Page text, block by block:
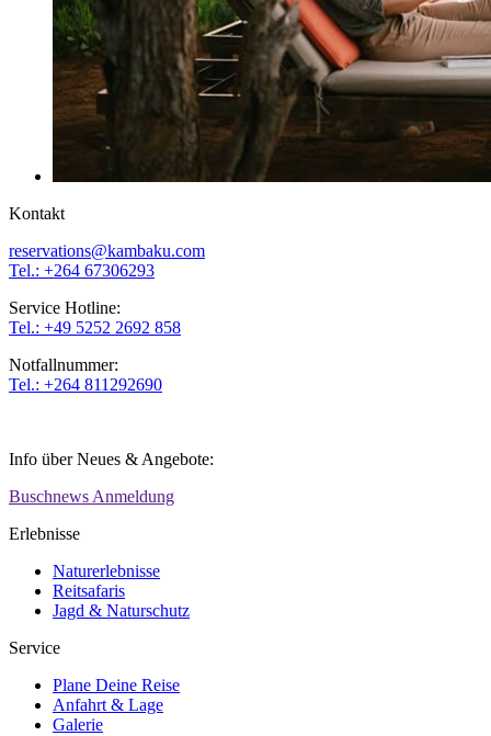
Kontakt
reservations@kambaku.com
Tel.: +264 67306293
Service Hotline:
Tel.: +49 5252 2692 858
Notfallnummer:
Tel.: +264 811292690
Info über Neues & Angebote:
Buschnews Anmeldung
Erlebnisse
Naturerlebnisse
Reitsafaris
Jagd & Naturschutz
Service
Plane Deine Reise
Anfahrt & Lage
Galerie